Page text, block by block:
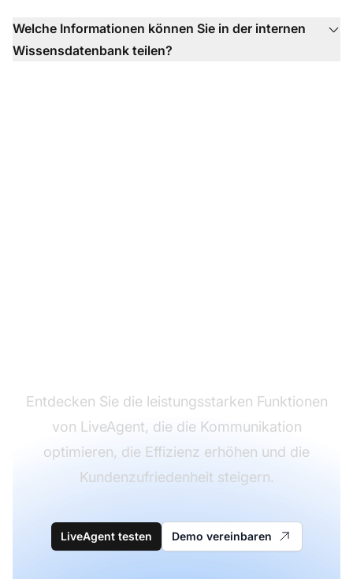
Welche Informationen können Sie in der internen
Wissensdatenbank teilen?
Entdecken Sie die leistungsstarken Funktionen
von LiveAgent, die die Kommunikation
optimieren, die Effizienz erhöhen und die
Kundenzufriedenheit steigern.
LiveAgent testen Demo vereinbaren